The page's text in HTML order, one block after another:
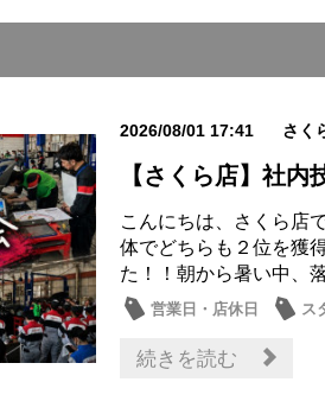
2026/08/01 17:41 さく
【さくら店】社
こんにちは、さくら店
体でどちらも２位を獲
た！！朝から暑い中、
営業日・店休日 ス
続きを読む